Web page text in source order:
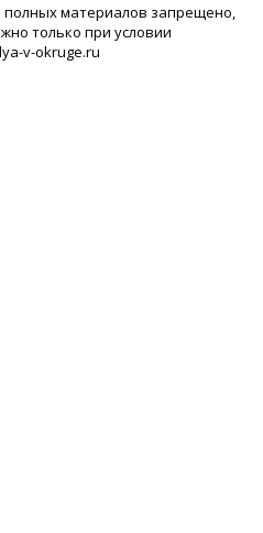
материалов запрещено,
только при условии
v-okruge.ru